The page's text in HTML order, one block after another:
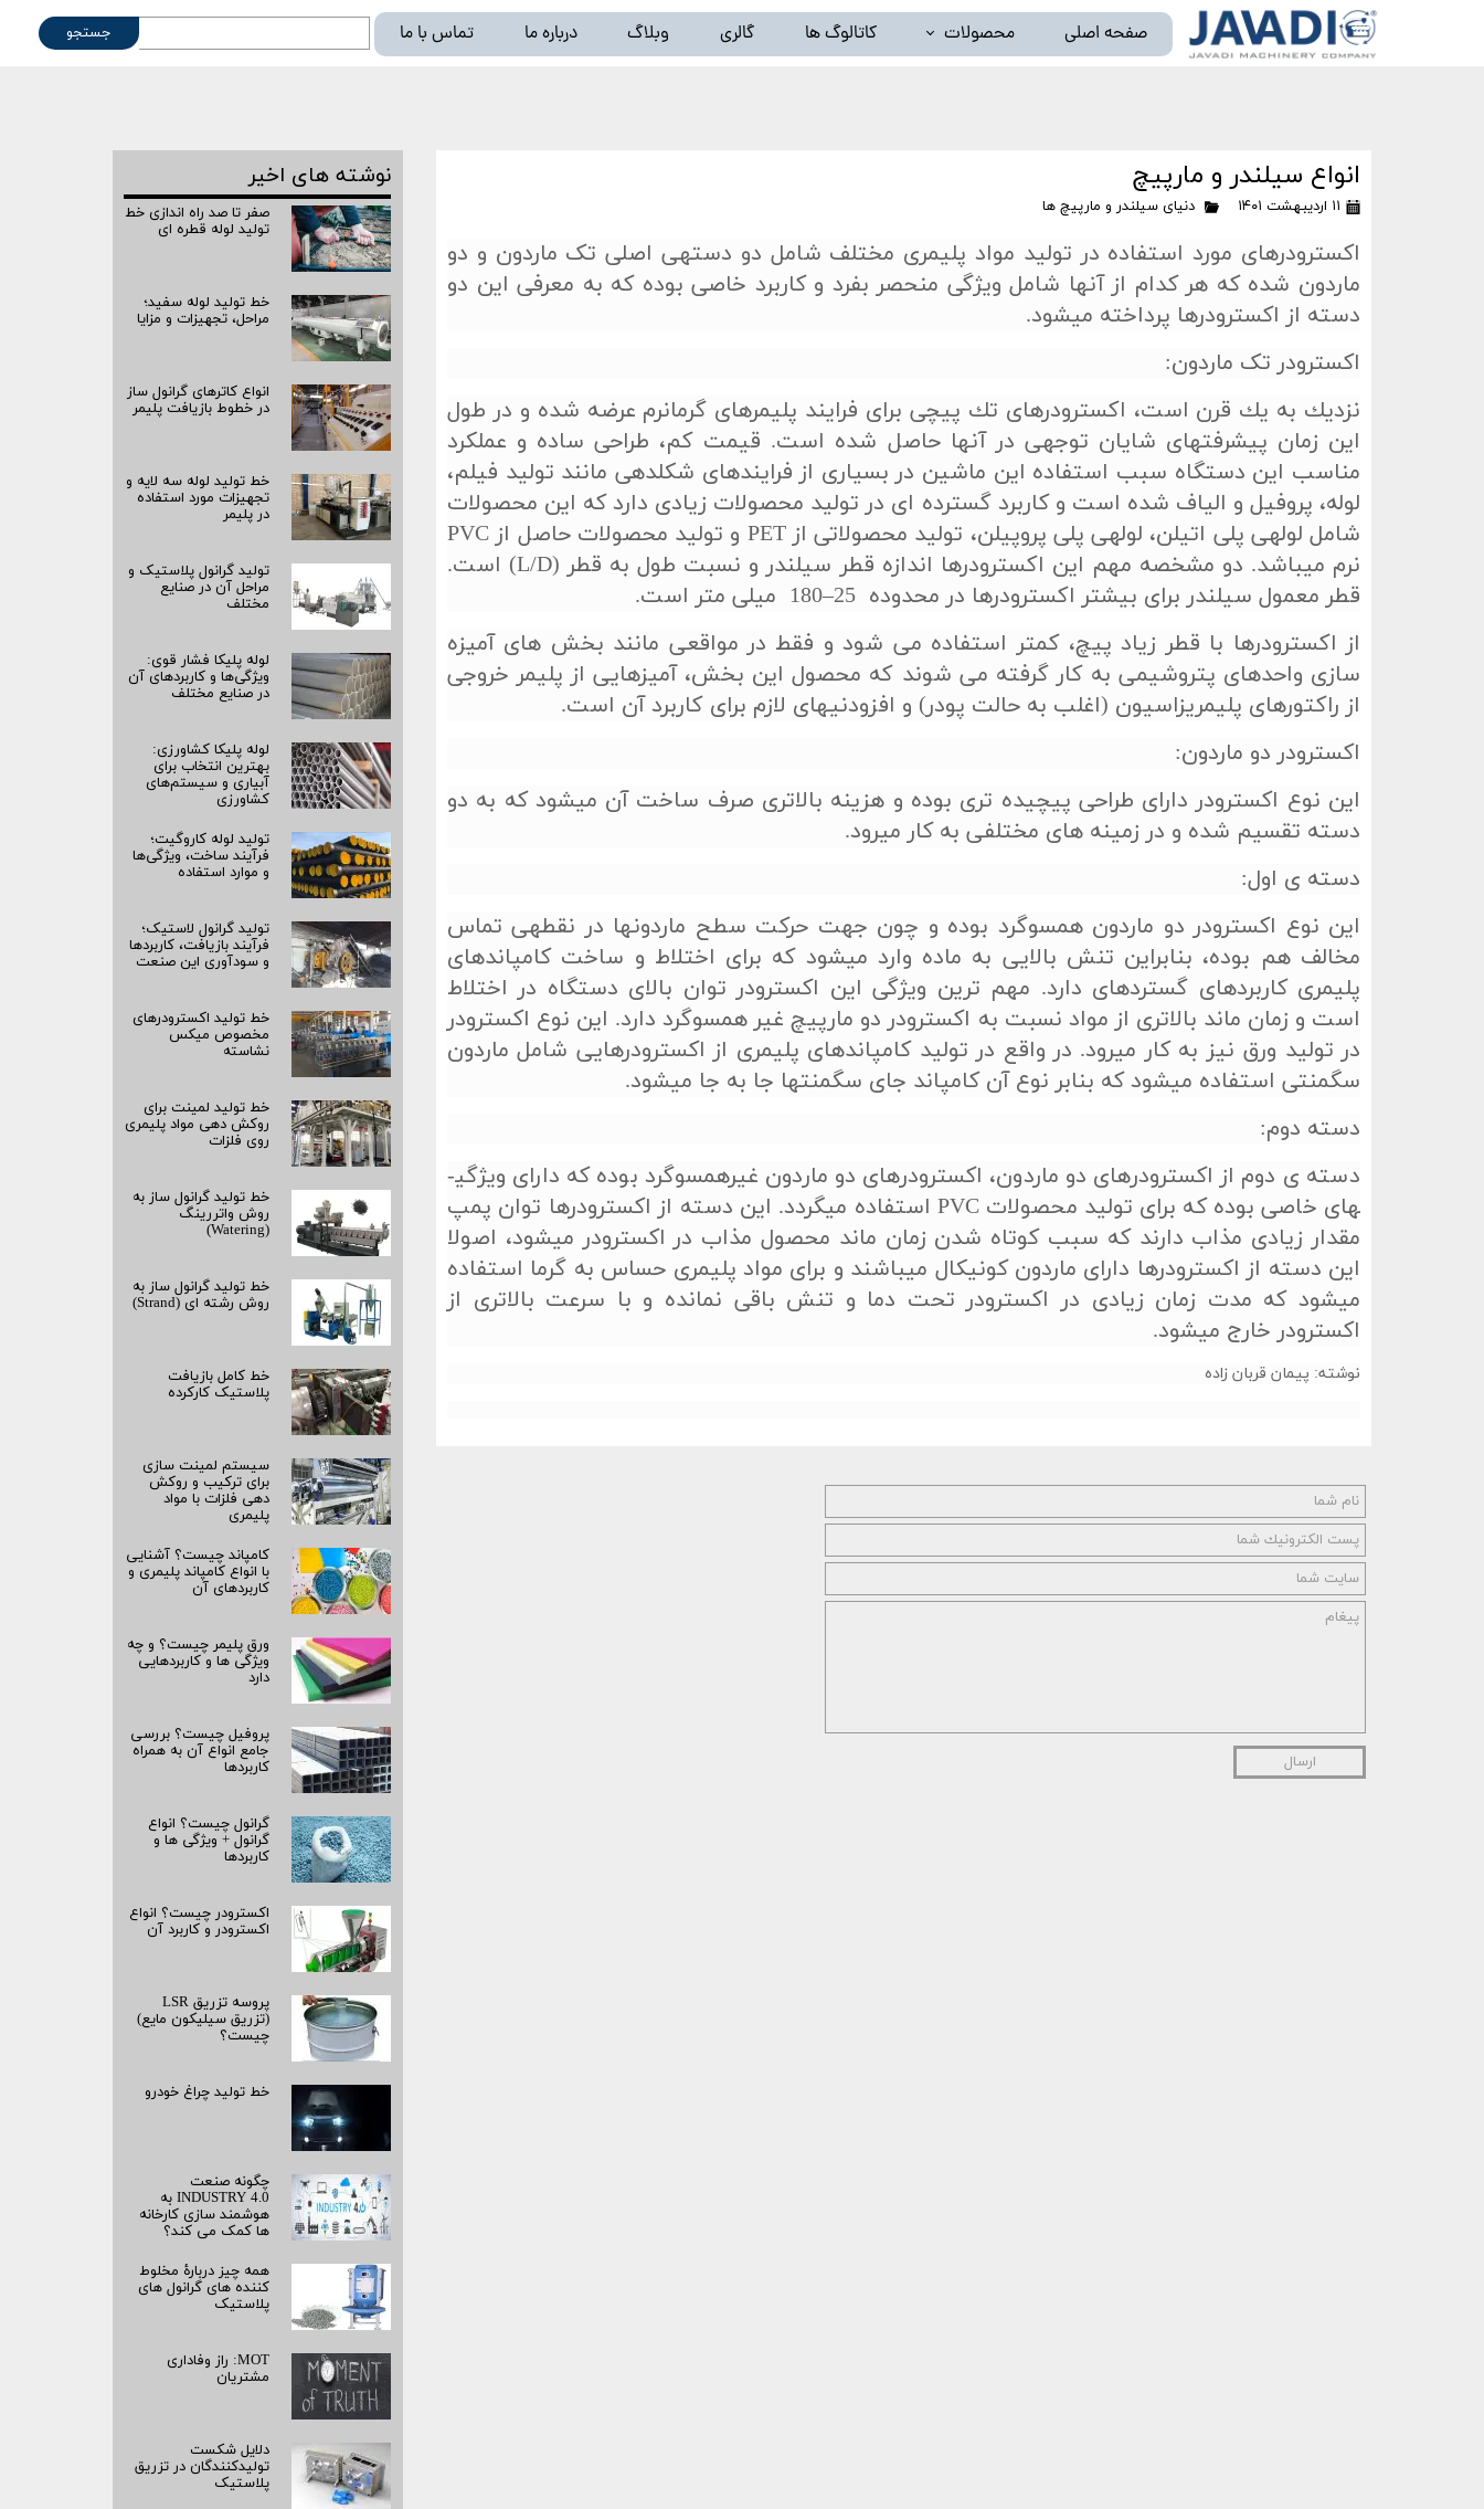
صفحه اصلی محصولات
سیلندر و مارپیچ اکسترودر
سایر محصولات ( توقف تولید )
کاتالوگ ها گالری وبلاگ درباره ما تماس با ما جستجو
انواع سیلندر و مارپیچ
۱۱ اردیبهشت ۱۴۰۱ دنیای سیلندر و مارپیچ ها
اکسترودرهای مورد استفاده در تولید مواد پلیمری مختلف شامل دو دسته­ی اصلی تک ماردون و دو
ماردون شده که هر کدام از آن­ها شامل ویژگی منحصر بفرد و کاربرد خاصی بوده که به معرفی این دو
دسته از اکسترودرها پرداخته می­شود.
اکسترودر تک ماردون:
نزديك به يك قرن است، اكسترودرهای تك پيچی برای فرايند پليمرهای گرمانرم عرضه شده و در طول
اين زمان پيشرفت­های شايان توجهی در آنها حاصل شده است. قيمت كم، طراحی ساده و عملكرد
مناسب اين دستگاه سبب استفاده اين ماشين در بسياری از فرايندهای شكلدهی مانند توليد فيلم،
لوله، پروفيل و الياف شده است و کاربرد گسترده ای در تولید محصولات زیادی دارد که این محصولات
شامل لوله­ی پلی­ اتیلن، لوله­ی پلی پروپیلن، تولید محصولاتی از PET و تولید محصولات حاصل از PVC
نرم می­باشد. دو مشخصه مهم اين اكسترودرها اندازه قطر سيلندر و نسبت طول به قطر (L/D) است.
قطر معمول سيلندر برای بيشتر اكسترودرها در محدوده 25–180 میلی متر است.
از اكسترودرها با قطر زياد پيچ، كمتر استفاده می شود و فقط در مواقعی مانند بخش های آميزه
سازی واحدهای پتروشيمی به كار گرفته می شوند كه محصول اين بخش، آميزهایی از پليمر خروجی
از راكتورهای پلیمریزاسیون (اغلب به حالت پودر) و افزودنی­های لازم برای كاربرد آن است.
اکسترودر دو ماردون:
این نوع اکسترودر دارای طراحی پیچیده تری بوده و هزینه بالاتری صرف ساخت آن می­شود که به دو
دسته تقسیم شده و در زمینه­ های مختلفی به کار می­رود.
دسته­ ی اول:
این نوع اکسترودر دو ماردون همسوگرد بوده و چون جهت حرکت سطح ماردون­ها در نقطه­ی تماس
مخالف هم بوده، بنابراین تنش بالایی به ماده وارد می­شود که برای اختلاط و ساخت کامپاندهای
پلیمری کاربرده­ای گسترده­ای دارد. مهم ترین ویژگی این اکسترودر توان بالای دستگاه در اختلاط
است و زمان ماند بالاتری از مواد نسبت به اکسترودر دو مارپیچ غیر همسوگرد دارد. این نوع اکسترودر
در تولید ورق نیز به کار می­رود. در واقع در تولید کامپاندهای پلیمری از اکسترودرهایی شامل ماردون
سگمنتی استفاده می­شود که بنابر نوع آن کامپاند جای سگمنت­ها جا به جا می­شود.
دسته­ دوم:
دسته ­ی دوم از اکسترودرهای دو ماردون، اکسترودرهای دو ماردون غیرهمسوگرد بوده که دارای ویژگی­
های خاصی بوده که برای تولید محصولات PVC استفاده می­گردد. این دسته از اکسترودرها توان پمپ
مقدار زیادی مذاب دارند که سبب کوتاه شدن زمان ماند محصول مذاب در اکسترودر می­شود، اصولا
این دسته از اکسترودرها دارای ماردون کونیکال می­باشند و برای مواد پلیمری حساس به گرما استفاده
می­شود که مدت زمان زیادی در اکسترودر تحت دما و تنش باقی نمانده و با سرعت بالاتری از
اکسترودر خارج می­شود.
نوشته: پیمان قربان زاده
ارسال
نوشته های اخیر
صفر تا صد راه‌ اندازی خط
تولید لوله قطره ای
خط تولید لوله سفید؛
مراحل، تجهیزات و مزایا
انواع کاترهای گرانول ساز
در خطوط بازیافت پلیمر
خط تولید لوله سه لایه و
تجهیزات مورد استفاده
در پلیمر
تولید گرانول پلاستیک و
مراحل آن در صنایع
مختلف
لوله پلیکا فشار قوی:
ویژگی‌ها و کاربردهای آن
در صنایع مختلف
لوله پلیکا کشاورزی:
بهترین انتخاب برای
آبیاری و سیستم‌های
کشاورزی
تولید لوله کاروگیت؛
فرآیند ساخت، ویژگی‌ها
و موارد استفاده
تولید گرانول لاستیک؛
فرآیند بازیافت، کاربردها
و سودآوری این صنعت
خط تولید اکسترودرهای
مخصوص میکس
نشاسته
خط تولید لمینت برای
روکش‌ دهی مواد پلیمری
روی فلزات
خط تولید گرانول ساز به
روش واتررینگ
(Watering)
خط تولید گرانول ساز به
روش رشته‌ ای (Strand)
خط کامل بازیافت
پلاستیک کارکرده
سیستم لمینت‌ سازی
برای ترکیب و روکش‌
دهی فلزات با مواد
پلیمری
کامپاند چیست؟ آشنایی
با انواع کامپاند پلیمری و
کاربردهای آن
ورق پلیمر چیست؟ و چه
ویژگی ها و کاربردهایی
دارد
پروفیل چیست؟ بررسی
جامع انواع آن به همراه
کاربردها
گرانول چیست؟ انواع
گرانول + ویژگی ها و
کاربردها
اکسترودر چیست؟ انواع
اکسترودر و کاربرد آن
پروسه تزریق LSR
(تزریق سیلیکون مایع)
چیست؟
خط تولید چراغ خودرو
چگونه صنعت
INDUSTRY 4.0 به
هوشمند سازی کارخانه
ها کمک می کند؟
همه چیز دربارۀ مخلوط
کننده های گرانول های
پلاستیک
MOT: راز وفاداری
مشتریان
دلایل شکست
تولیدکنندگان در تزریق
پلاستیک